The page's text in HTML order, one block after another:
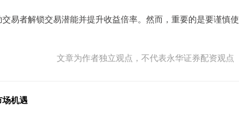
易者解锁交易潜能并提升收益倍率。然而，重要的是要谨慎使
文章为作者独立观点，不代表永华证券配资观点
场机遇